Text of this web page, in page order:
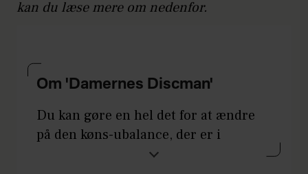
kan du læse mere om nedenfor.
Om 'Damernes Discman'
Du kan gøre en hel det for at ændre
på den køns-ubalance, der er i
musikbranchen – og det er endda